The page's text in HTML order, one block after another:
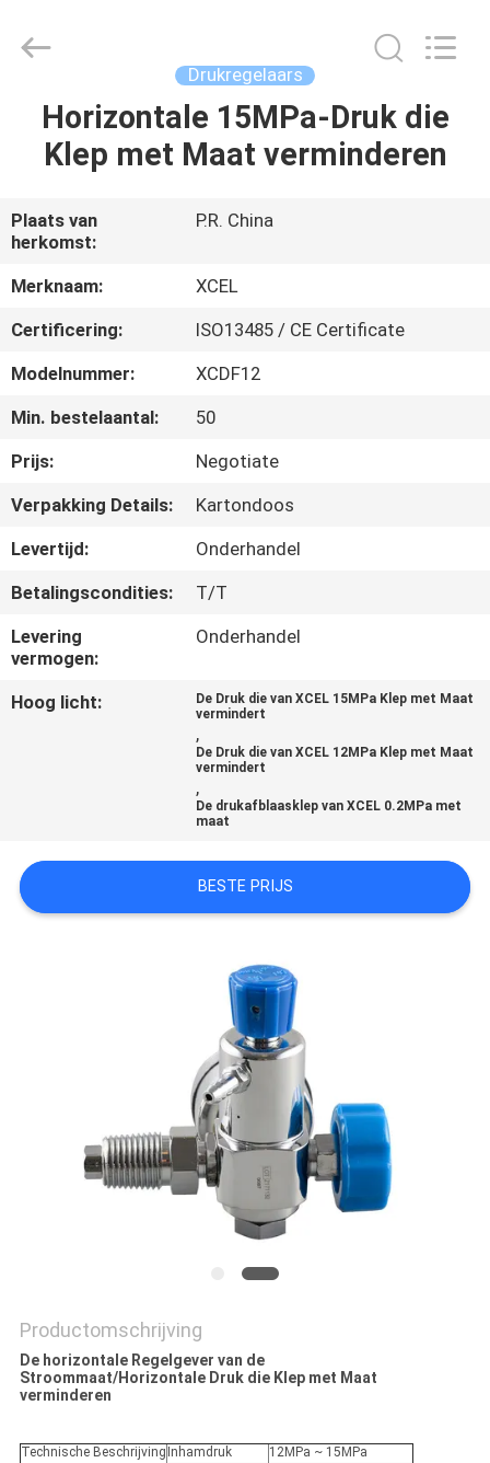
HUIS
ONGEVEER
ONS
FABRIEKSREIS
KWALITEITSCONTROLE
CONTACTEER
ONS
VERZOEK
OM
CITAAT
PRIVACY
POLICY
Ltd..
Drukregelaars
Horizontale 15MPa-Druk die
Klep met Maat verminderen
Plaats van
herkomst:
P.R. China
Merknaam:
XCEL
Certificering:
ISO13485 / CE Certificate
Modelnummer:
XCDF12
Min. bestelaantal:
50
Prijs:
Negotiate
Verpakking Details:
Kartondoos
Levertijd:
Onderhandel
Betalingscondities:
T/T
Levering
vermogen:
Onderhandel
Hoog licht:
De Druk die van XCEL 15MPa Klep met Maat
vermindert
,
De Druk die van XCEL 12MPa Klep met Maat
vermindert
,
De drukafblaasklep van XCEL 0.2MPa met
maat
BESTE PRIJS
Productomschrijving
De horizontale Regelgever van de
Stroommaat/Horizontale Druk die Klep met Maat
verminderen
Technische Beschrijving Inhamdruk
12MPa ~ 15MPa